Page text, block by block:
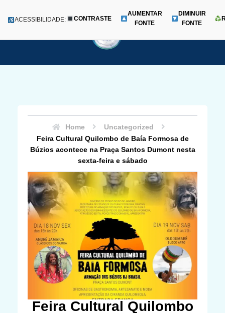
para
Menu
ACESSIBILIDADE: CONTRASTE
AUMENTAR
FONTE
DIMINUIR
FONTE
Home
Uncategorized
Feira Cultural Quilombo de Baía Formosa de
Búzios acontece na Praça Santos Dumont nesta
sexta-feira e sábado
Feira Cultural Quilombo